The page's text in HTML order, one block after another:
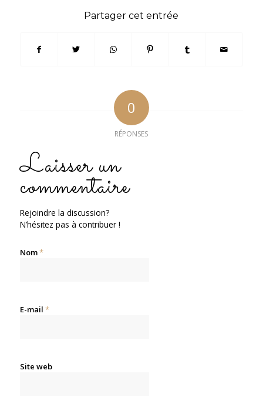
Partager cet entrée
0
RÉPONSES
Laisser un
commentaire
Rejoindre la discussion?
N’hésitez pas à contribuer !
Nom*
E-mail *
Site web